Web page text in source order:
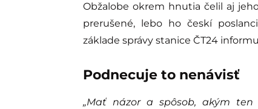
Obžalobe okrem hnutia čelil aj
prerušené, lebo ho českí
základe správy stanice ČT24
Podnecuje to nenávisť
„Mať názor a spôsob, akým ten